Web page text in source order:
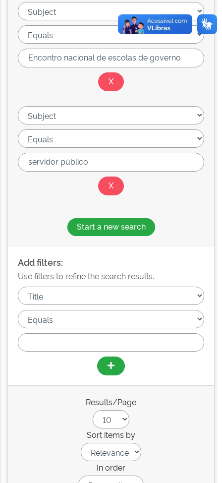
Start a new search
Add filters:
Use filters to refine the search results.
Results/Page
Sort items by
In order